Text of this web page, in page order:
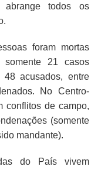
abrange todos os
foram mortas
21 casos
acusados, entre
No Centro-
conflitos de campo,
(somente
mandante).
do País vivem